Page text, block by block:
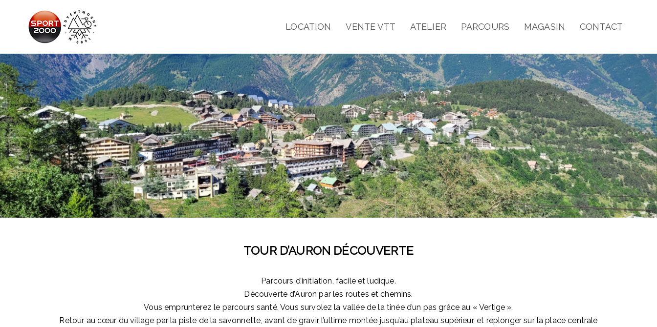
LOCATION VENTE VTT ATELIER PARCOURS MAGASIN CONTACT
TOUR D’AURON DÉCOUVERTE
Parcours d’initiation, facile et ludique.
Découverte d’Auron par les routes et chemins.
Vous emprunterez le parcours santé. Vous survolez la vallée de la tinée d’un pas grâce au « Vertige ».
Retour au cœur du village par la piste de la savonnette, avant de gravir l’ultime montée jusqu’au plateau supérieur, et replonger sur la place centrale